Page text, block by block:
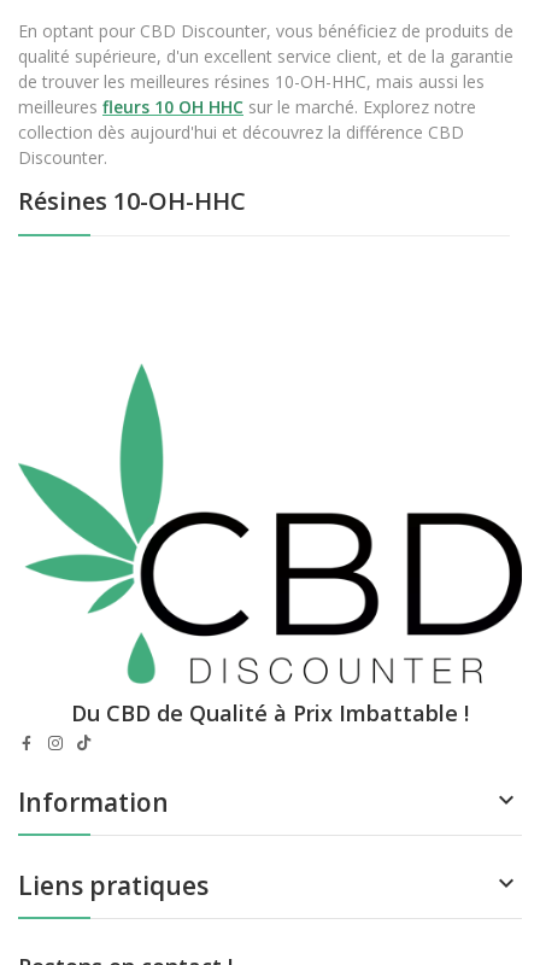
Résines 10-OH-HHC
En optant pour CBD Discounter, vous bénéficiez de produits de
qualité supérieure, d'un excellent service client, et de la garantie
de trouver les meilleures résines 10-OH-HHC, mais aussi les
meilleures fleurs 10 OH HHC sur le marché. Explorez notre
collection dès aujourd'hui et découvrez la différence CBD
Discounter.
Du CBD de Qualité à Prix Imbattable !
Information 
Liens pratiques 